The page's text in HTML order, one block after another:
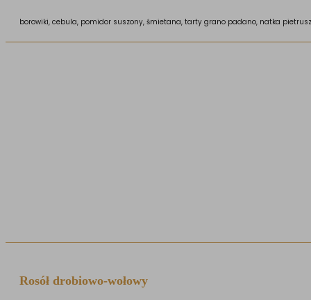
borowiki, cebula, pomidor suszony, śmietana, tarty grano padano, natka
Rosół drobiowo-wołowy